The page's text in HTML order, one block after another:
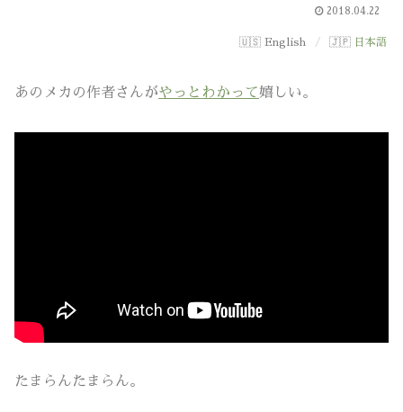
2018.04.22
English 日本語
あのメカの作者さんがやっとわかって嬉しい。
たまらんたまらん。